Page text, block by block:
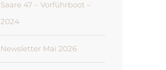
Saare 47 – Vorführboot –
2024
Newsletter Mai 2026